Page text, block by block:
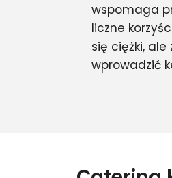
wspomaga
liczne
się ciężki,
wprowadzić